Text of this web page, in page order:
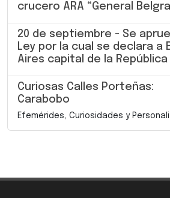
crucero ARA “General
20 de septiembre - Se
Ley por la cual se declara a
Aires capital de la República
Curiosas Calles Porteñas:
Carabobo
Efemérides, Curiosidades y